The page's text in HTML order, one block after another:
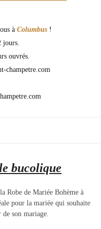
à Columbus !
jours.
ouvrés.
bucolique
Robe de Mariée Bohème à
pour la mariée qui souhaite
son mariage.